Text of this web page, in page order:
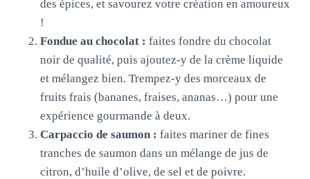
des épices, et savourez votre création en amoureux
!
Fondue au chocolat : faites fondre du chocolat
noir de qualité, puis ajoutez-y de la crème liquide
et mélangez bien. Trempez-y des morceaux de
fruits frais (bananes, fraises, ananas…) pour une
expérience gourmande à deux.
Carpaccio de saumon : faites mariner de fines
tranches de saumon dans un mélange de jus de
citron, d’huile d’olive, de sel et de poivre.